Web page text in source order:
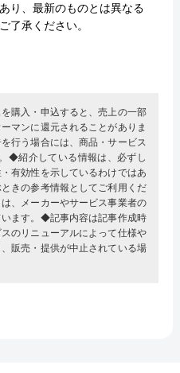
り、最新のものとは異なる
了承ください。
購入・申込すると、売上の一部
マンに還元されることがありま
行う場合には、商品・サービス
◆紹介している情報は、必ずし
有効性を示しているわけではあ
きの参考情報としてご利用くだ
、メーカーやサービス事業者の
ます。◆記事内容は記事作成時
のリニューアルによって仕様や
販売・提供が中止されている場